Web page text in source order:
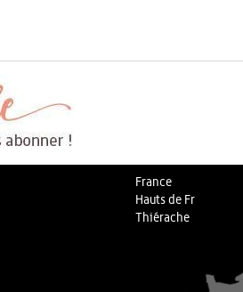
France
Hauts de Fr
Thiérache